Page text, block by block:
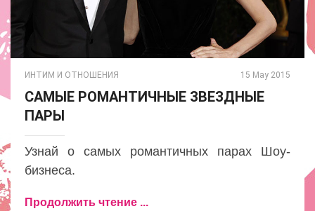
ИНТИМ И ОТНОШЕНИЯ 15 May 2015
САМЫЕ РОМАНТИЧНЫЕ ЗВЕЗДНЫЕ
ПАРЫ
Узнай о самых романтичных парах Шоу-
бизнеса.
Продолжить чтение ...